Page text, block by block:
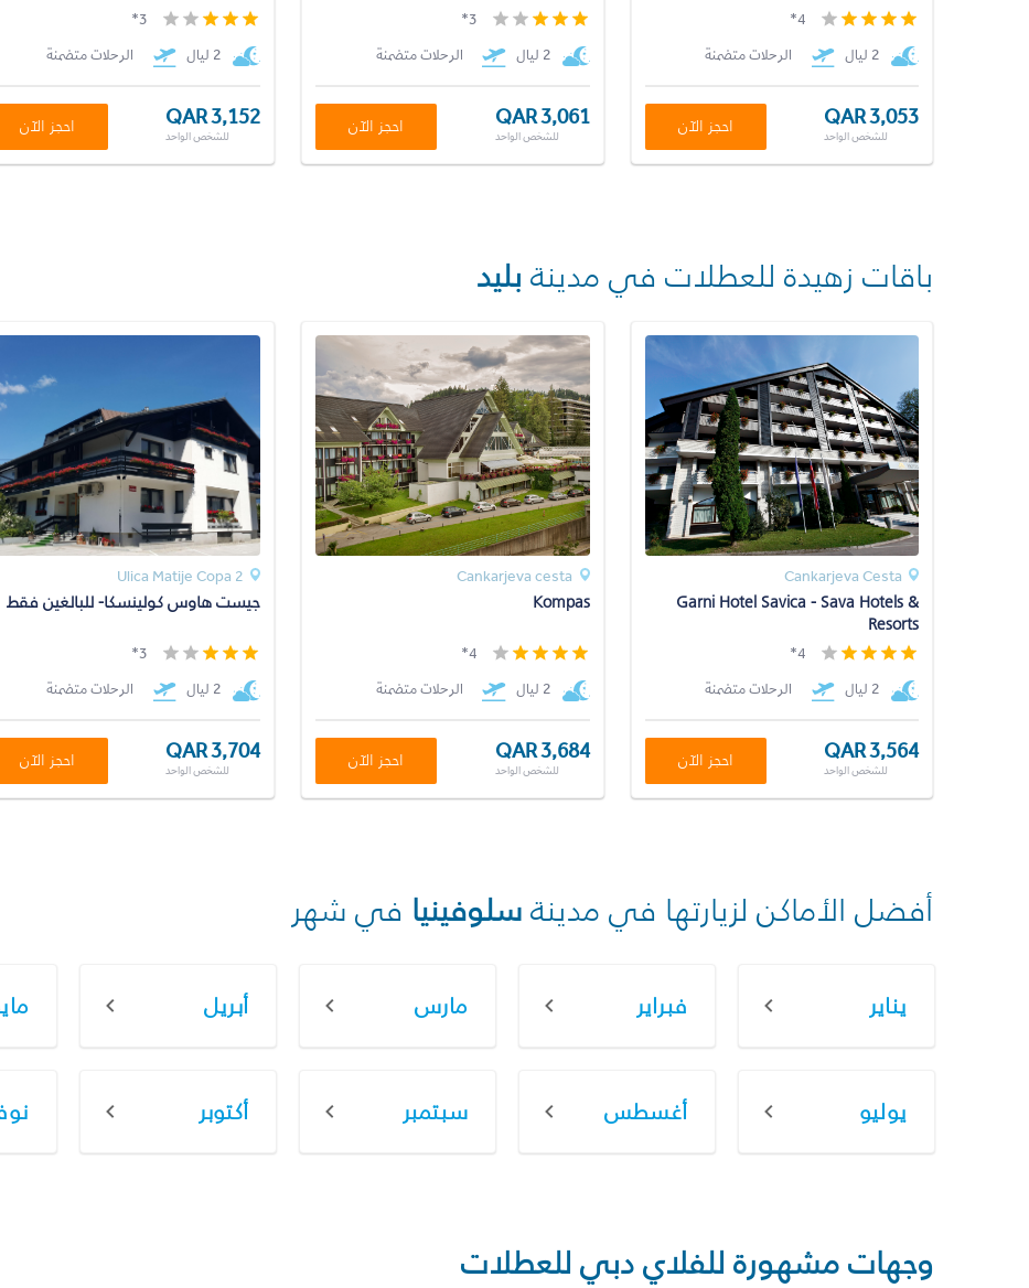
4*
2 ليال
الرحلات متضمنة
QAR 3,053
للشخص الواحد احجز الآن
3*
2 ليال
الرحلات متضمنة
QAR 3,061
للشخص الواحد احجز الآن
3*
2 ليال
الرحلات متضمنة
QAR 3,152
للشخص الواحد احجز الآن
باقات زهيدة للعطلات في مدينة بليد
Cankarjeva Cesta
Garni Hotel Savica - Sava Hotels &
Resorts
4*
2 ليال
الرحلات متضمنة
QAR 3,564
للشخص الواحد احجز الآن
Cankarjeva cesta
Kompas
4*
2 ليال
الرحلات متضمنة
QAR 3,684
للشخص الواحد احجز الآن
Ulica Matije Copa 2
جيست هاوس كولينسكا- للبالغين فقط
3*
2 ليال
الرحلات متضمنة
QAR 3,704
للشخص الواحد احجز الآن
أفضل الأماكن لزيارتها في مدينةسلوفينيا في شهر
يناير فبراير مارس أبريل
يوليو أغسطس سبتمبر أكتوبر
وجهات مشهورة للفلاي دبي للعطلات